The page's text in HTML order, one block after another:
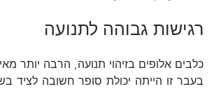
רגישות גבוהה לתנועה
כלבים אלופים בזיהוי תנועה, הרבה יותר
בעבר זו הייתה יכולת סופר חשובה לציד